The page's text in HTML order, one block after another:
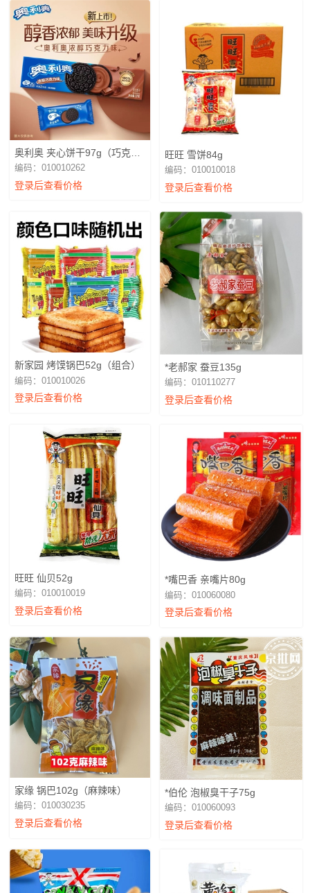
奥利奥 夹心饼干97g（巧克力
味）
编码：010010262
登录后查看价格
旺旺 雪饼84g
编码：010010018
登录后查看价格
新家园 烤馍锅巴52g（组合）
编码：010010026
登录后查看价格
*老郝家 蚕豆135g
编码：010110277
登录后查看价格
旺旺 仙贝52g
编码：010010019
登录后查看价格
*嘴巴香 亲嘴片80g
编码：010060080
登录后查看价格
家缘 锅巴102g（麻辣味）
编码：010030235
登录后查看价格
*伯伦 泡椒臭干子75g
编码：010060093
登录后查看价格